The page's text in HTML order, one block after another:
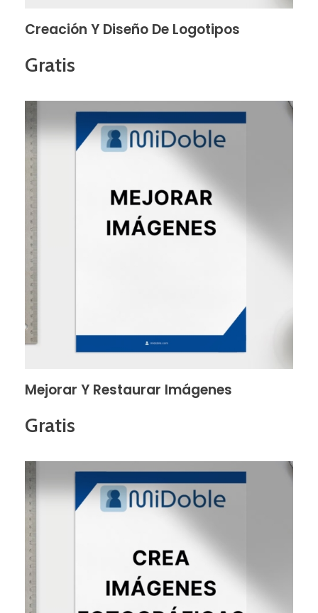
Creación Y Diseño De Logotipos
Gratis
Mejorar Y Restaurar Imágenes
Gratis